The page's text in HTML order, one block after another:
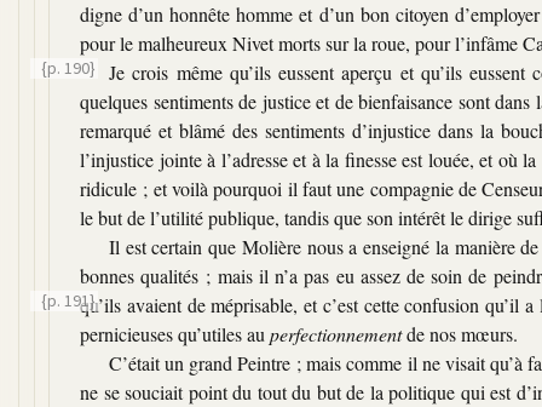
digne d’un honnête homme et d’un bon citoyen
pour le malheureux Nivet morts sur la roue, pour l’infâme
{p. 190}
Je crois même qu’ils eussent aperçu et qu’ils
quelques sentiments de justice et de bienfaisance sont
remarqué et blâmé des sentiments d’injustice dans la
l’injustice jointe à l’adresse et à la finesse est louée, et où
ridicule ; et voilà pourquoi il faut une compagnie de
le but de l’utilité publique, tandis que son intérêt le dirige
Il est certain que Molière nous a enseigné la manière
bonnes qualités ; mais il n’a pas eu assez de soin de
qu’ils avaient de méprisable, et c’est
{p. 191}
cette confusion qu’il a
pernicieuses qu’utiles auperfectionnementde nos mœurs.
C’était un grand Peintre ; mais comme il ne visait qu’à
ne se souciait point du tout du but de la politique qui est